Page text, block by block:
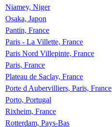
Niamey, Niger
Osaka, Japon
Pantin, France
Paris - La Villette, France
Paris Nord Villepinte, France
Paris, France
Plateau de Saclay, France
Porte d Aubervilliers, Paris, France
Porto, Portugal
Rixheim, France
Rotterdam, Pays-Bas